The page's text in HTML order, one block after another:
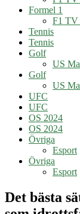
Formel 1
F1 TV
Tennis
Tennis
Golf
US
Golf
US
UFC
UFC
OS 2024
OS 2024
Övriga
Esport
Övriga
Esport
Det bästa